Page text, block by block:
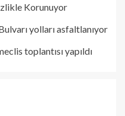
Korunuyor
yolları asfaltlanıyor
toplantısı yapıldı